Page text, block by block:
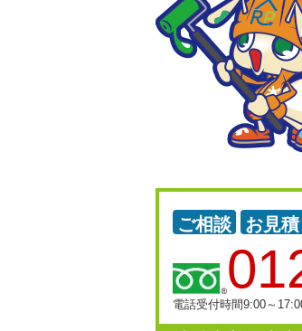
ご相談 お見積
電話受付時間9:00～